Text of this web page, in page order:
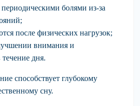
периодическими болями из-за
после физических нагрузок;
внимания и
дня.
способствует глубокому
сну.